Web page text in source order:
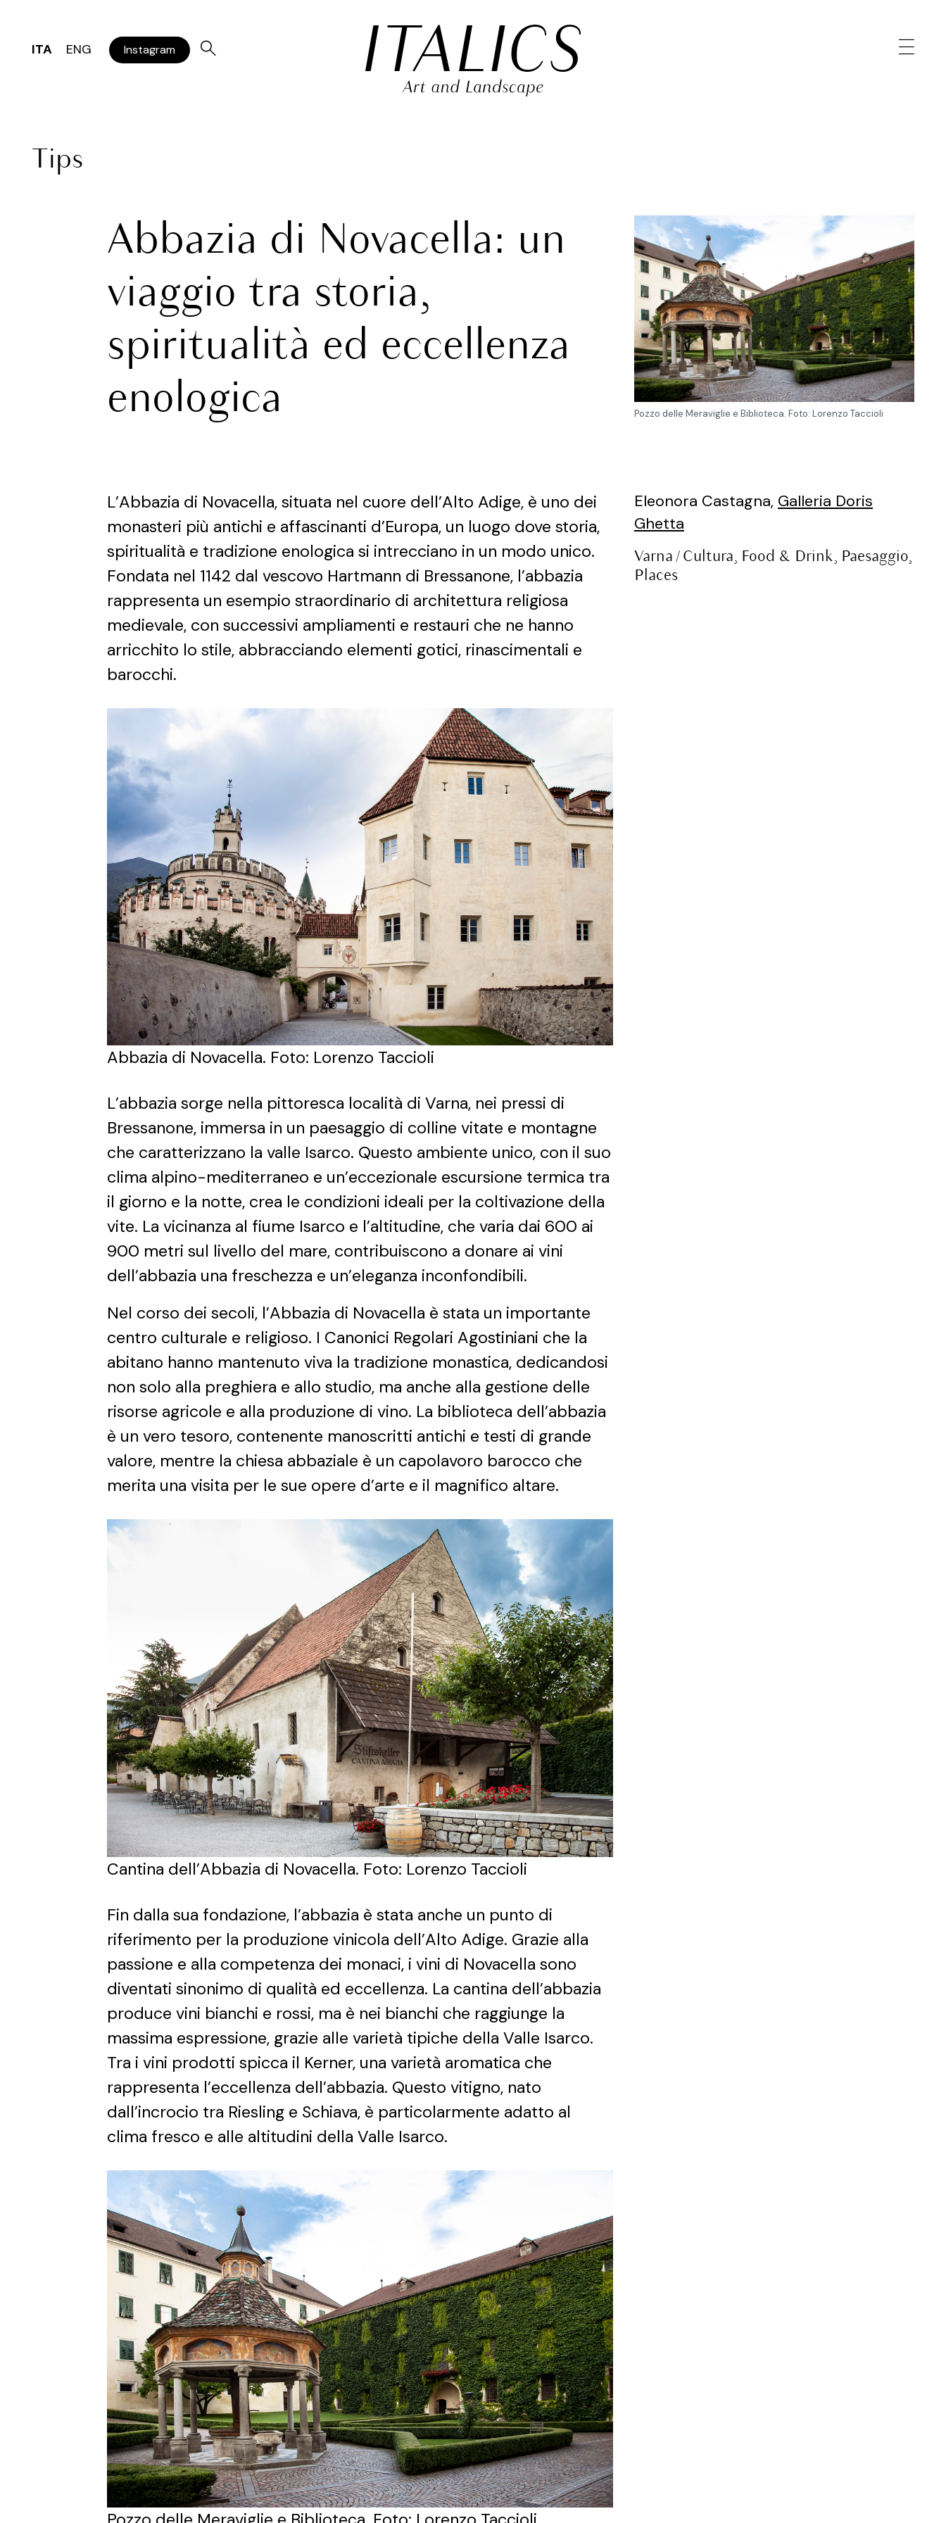
ITA ENG Instagram
Tips
Abbazia di Novacella: un
viaggio tra storia,
spiritualità ed eccellenza
enologica
Pozzo delle Meraviglie e Biblioteca. Foto: Lorenzo Taccioli
L’Abbazia di Novacella, situata nel cuore dell’Alto Adige, è uno dei
monasteri più antichi e affascinanti d’Europa, un luogo dove storia,
spiritualità e tradizione enologica si intrecciano in un modo unico.
Fondata nel 1142 dal vescovo Hartmann di Bressanone, l’abbazia
rappresenta un esempio straordinario di architettura religiosa
medievale, con successivi ampliamenti e restauri che ne hanno
arricchito lo stile, abbracciando elementi gotici, rinascimentali e
barocchi.
Abbazia di Novacella. Foto: Lorenzo Taccioli
L’abbazia sorge nella pittoresca località di Varna, nei pressi di
Bressanone, immersa in un paesaggio di colline vitate e montagne
che caratterizzano la valle Isarco. Questo ambiente unico, con il suo
clima alpino-mediterraneo e un’eccezionale escursione termica tra
il giorno e la notte, crea le condizioni ideali per la coltivazione della
vite. La vicinanza al fiume Isarco e l’altitudine, che varia dai 600 ai
900 metri sul livello del mare, contribuiscono a donare ai vini
dell’abbazia una freschezza e un’eleganza inconfondibili.
Nel corso dei secoli, l’Abbazia di Novacella è stata un importante
centro culturale e religioso. I Canonici Regolari Agostiniani che la
abitano hanno mantenuto viva la tradizione monastica, dedicandosi
non solo alla preghiera e allo studio, ma anche alla gestione delle
risorse agricole e alla produzione di vino. La biblioteca dell’abbazia
è un vero tesoro, contenente manoscritti antichi e testi di grande
valore, mentre la chiesa abbaziale è un capolavoro barocco che
merita una visita per le sue opere d’arte e il magnifico altare.
Cantina dell’Abbazia di Novacella. Foto: Lorenzo Taccioli
Fin dalla sua fondazione, l’abbazia è stata anche un punto di
riferimento per la produzione vinicola dell’Alto Adige. Grazie alla
passione e alla competenza dei monaci, i vini di Novacella sono
diventati sinonimo di qualità ed eccellenza. La cantina dell’abbazia
produce vini bianchi e rossi, ma è nei bianchi che raggiunge la
massima espressione, grazie alle varietà tipiche della Valle Isarco.
Tra i vini prodotti spicca il Kerner, una varietà aromatica che
rappresenta l’eccellenza dell’abbazia. Questo vitigno, nato
dall’incrocio tra Riesling e Schiava, è particolarmente adatto al
clima fresco e alle altitudini della Valle Isarco.
Eleonora Castagna, Galleria Doris
Ghetta
Varna / Cultura, Food & Drink, Paesaggio,
Places